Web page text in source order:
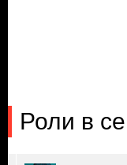
Роли в